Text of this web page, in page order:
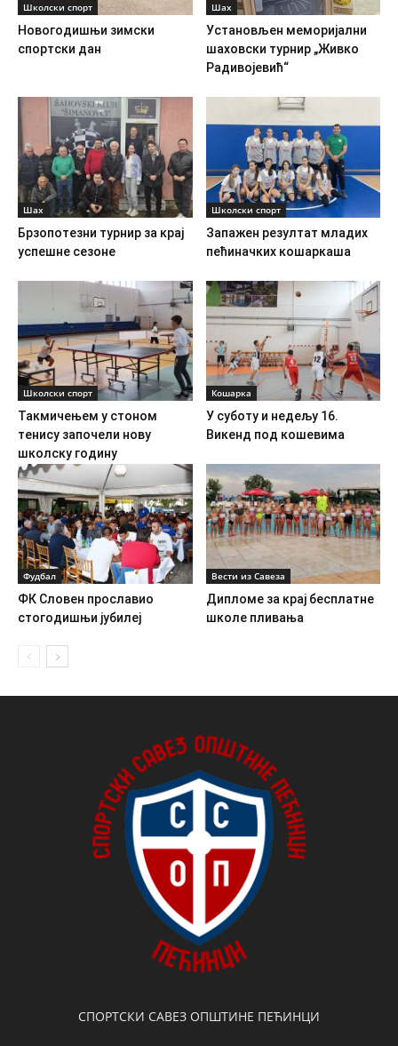
Школски спорт
Новогодишњи зимски
спортски дан
Шах
Установљен меморијални
шаховски турнир „Живко
Радивојевић“
Шах
Брзопотезни турнир за крај
успешне сезоне
Школски спорт
Запажен резултат младих
пећиначких кошаркаша
Школски спорт
Такмичењем у стоном
тенису започели нову
школску годину
Кошарка
У суботу и недељу 16.
Викенд под кошевима
Фудбал
ФК Словен прославио
стогодишњи јубилеј
Вести из Савеза
Дипломе за крај бесплатне
школе пливања
СПОРТСКИ САВЕЗ ОПШТИНЕ ПЕЋИНЦИ